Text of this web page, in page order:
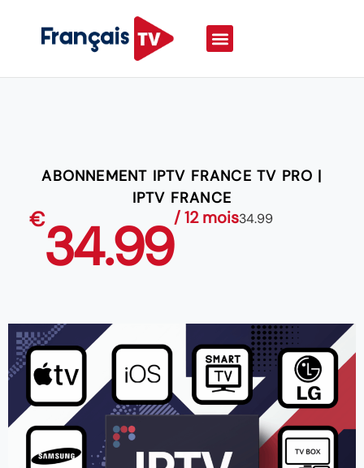
ABONNEMENT IPTV FRANCE TV PRO |
IPTV FRANCE
€34.99/ 12 mois34.99